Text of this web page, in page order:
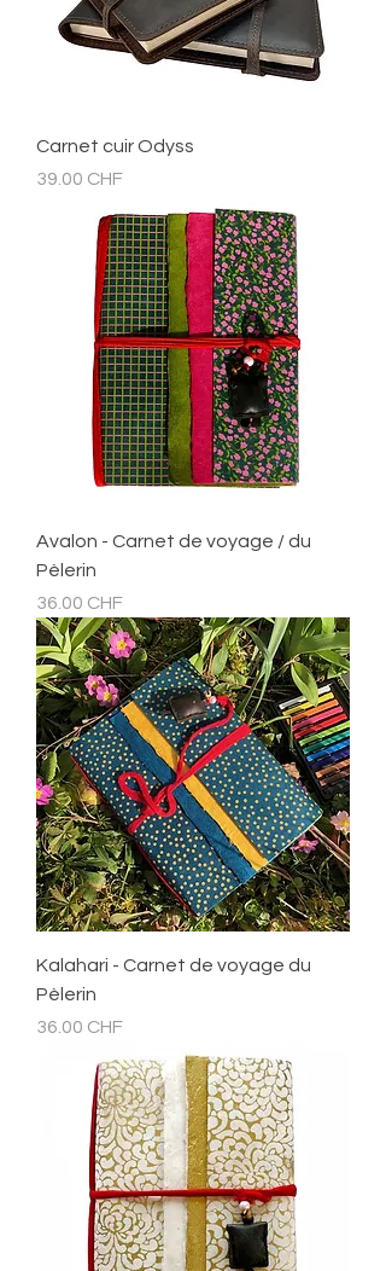
Carnet cuir Odyss
Prix
39.00 CHF
Avalon - Carnet de voyage / du
Pèlerin
Prix
36.00 CHF
Kalahari - Carnet de voyage du
Pèlerin
Prix
36.00 CHF